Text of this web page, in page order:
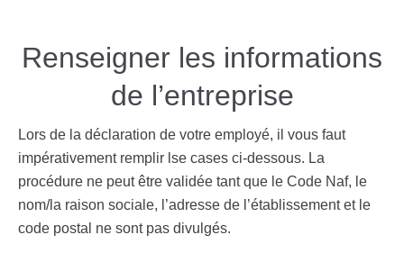
Renseigner les informations
de l’entreprise
Lors de la déclaration de votre employé, il vous faut
impérativement remplir lse cases ci-dessous. La
procédure ne peut être validée tant que le Code Naf, le
nom/la raison sociale, l’adresse de l’établissement et le
code postal ne sont pas divulgés.